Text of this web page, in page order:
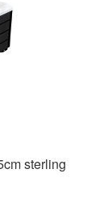
sterling